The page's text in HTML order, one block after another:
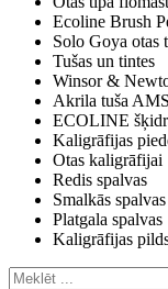
Ecoline Brush
Solo Goya otas
Tušas un tintes
Winsor &
Akrila tuša
ECOLINE
Kaligrāfijas
Otas kaligrāfijai
Redis spalvas
Smalkās spalvas
Platgala spalvas
Kaligrāfijas